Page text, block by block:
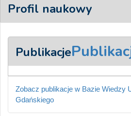
Profil naukowy
Publikacje
Zobacz publikacje w Bazie Wiedzy
Gdańskiego